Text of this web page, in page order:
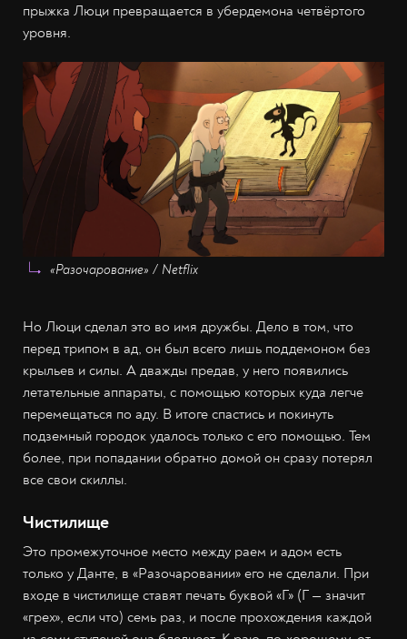
прыжка Люци превращается в убердемона четвёртого
уровня.
«Разочарование» / Netflix
Но Люци сделал это во имя дружбы. Дело в том, что
перед трипом в ад, он был всего лишь поддемоном без
крыльев и силы. А дважды предав, у него появились
летательные аппараты, с помощью которых куда легче
перемещаться по аду. В итоге спастись и покинуть
подземный городок удалось только с его помощью. Тем
более, при попадании обратно домой он сразу потерял
все свои скиллы.
Чистилище
Это промежуточное место между раем и адом есть
только у Данте, в «Разочаровании» его не сделали. При
входе в чистилище ставят печать буквой «Г» (Г — значит
«грех», если что) семь раз, и после прохождения каждой